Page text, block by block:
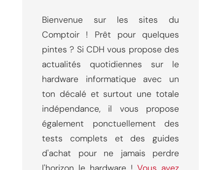
Bienvenue sur les sites du
Comptoir ! Prêt pour quelques
pintes ? Si CDH vous propose des
actualités quotidiennes sur le
hardware informatique avec un
ton décalé et surtout une totale
indépendance, il vous propose
également ponctuellement des
tests complets et des guides
d'achat pour ne jamais perdre